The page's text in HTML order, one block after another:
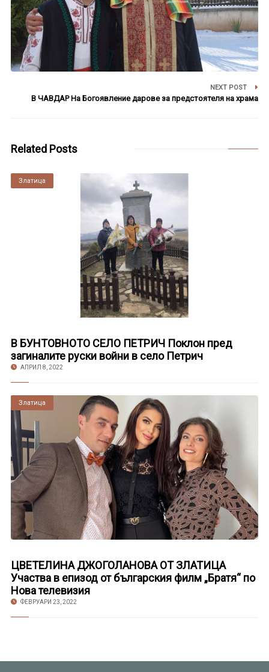
NEXT POST
В ЧАВДАР На Богоявление дарове за предстоятеля на храма
Related Posts
Златица
В БУНТОВНОТО СЕЛО ПЕТРИЧ Поклон пред
загиналите руски войни в село Петрич
АПРИЛ 8, 2022
Златица
ЦВЕТЕЛИНА ДЖОГОЛАНОВА ОТ ЗЛАТИЦА
Участва в епизод от българския филм „Братя“ по
Нова телевизия
ФЕВРУАРИ 23, 2022